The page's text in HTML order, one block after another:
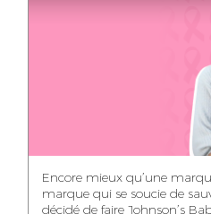
MOTION
ZAKARIA
TRAFFIC
ABDELLATIF
KAOUKAB
DOUNIA
DIGITAL
GHITA SFINY
Encore mieux qu’une
marque qui se soucie de
décidé de faire Johnson’s